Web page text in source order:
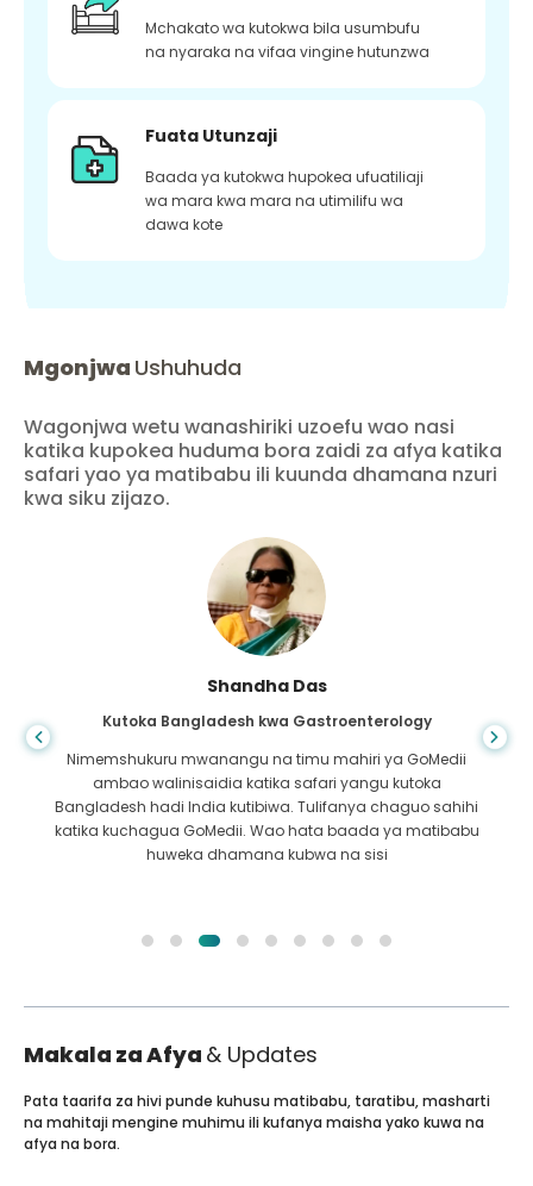
Mchakato wa kutokwa bila usumbufu
na nyaraka na vifaa vingine hutunzwa
Fuata Utunzaji
Baada ya kutokwa hupokea ufuatiliaji
wa mara kwa mara na utimilifu wa
dawa kote
Mgonjwa Ushuhuda
Wagonjwa wetu wanashiriki uzoefu wao nasi
katika kupokea huduma bora zaidi za afya katika
safari yao ya matibabu ili kuunda dhamana nzuri
kwa siku zijazo.
Shandha Das
Kutoka Bangladesh kwa Gastroenterology
Nimemshukuru mwanangu na timu mahiri ya GoMedii
ambao walinisaidia katika safari yangu kutoka
Bangladesh hadi India kutibiwa. Tulifanya chaguo sahihi
katika kuchagua GoMedii. Wao hata baada ya matibabu
huweka dhamana kubwa na sisi
Makala za Afya & Updates
Pata taarifa za hivi punde kuhusu matibabu, taratibu, masharti
na mahitaji mengine muhimu ili kufanya maisha yako kuwa na
afya na bora.